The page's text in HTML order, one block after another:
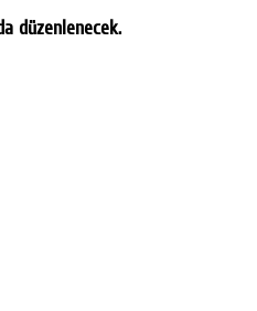
düzenlenecek.